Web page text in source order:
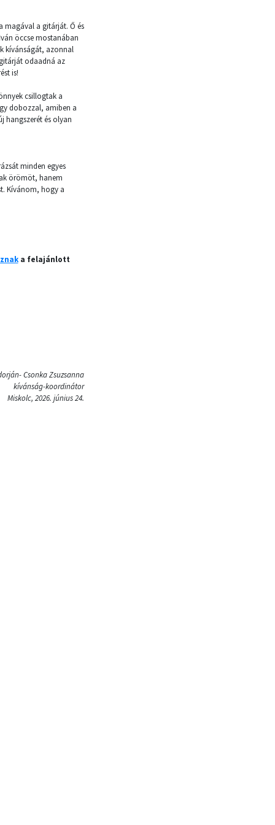
magával a gitárját. Ő és
öccse mostanában
kívánságát, azonnal
odaadná az
is!
csillogtak a
dobozzal, amiben a
hangszerét és olyan
minden egyes
örömöt, hanem
Kívánom, hogy a
a felajánlott
Csonka Zsuzsanna
kívánság-koordinátor
Miskolc, 2026. június 24.